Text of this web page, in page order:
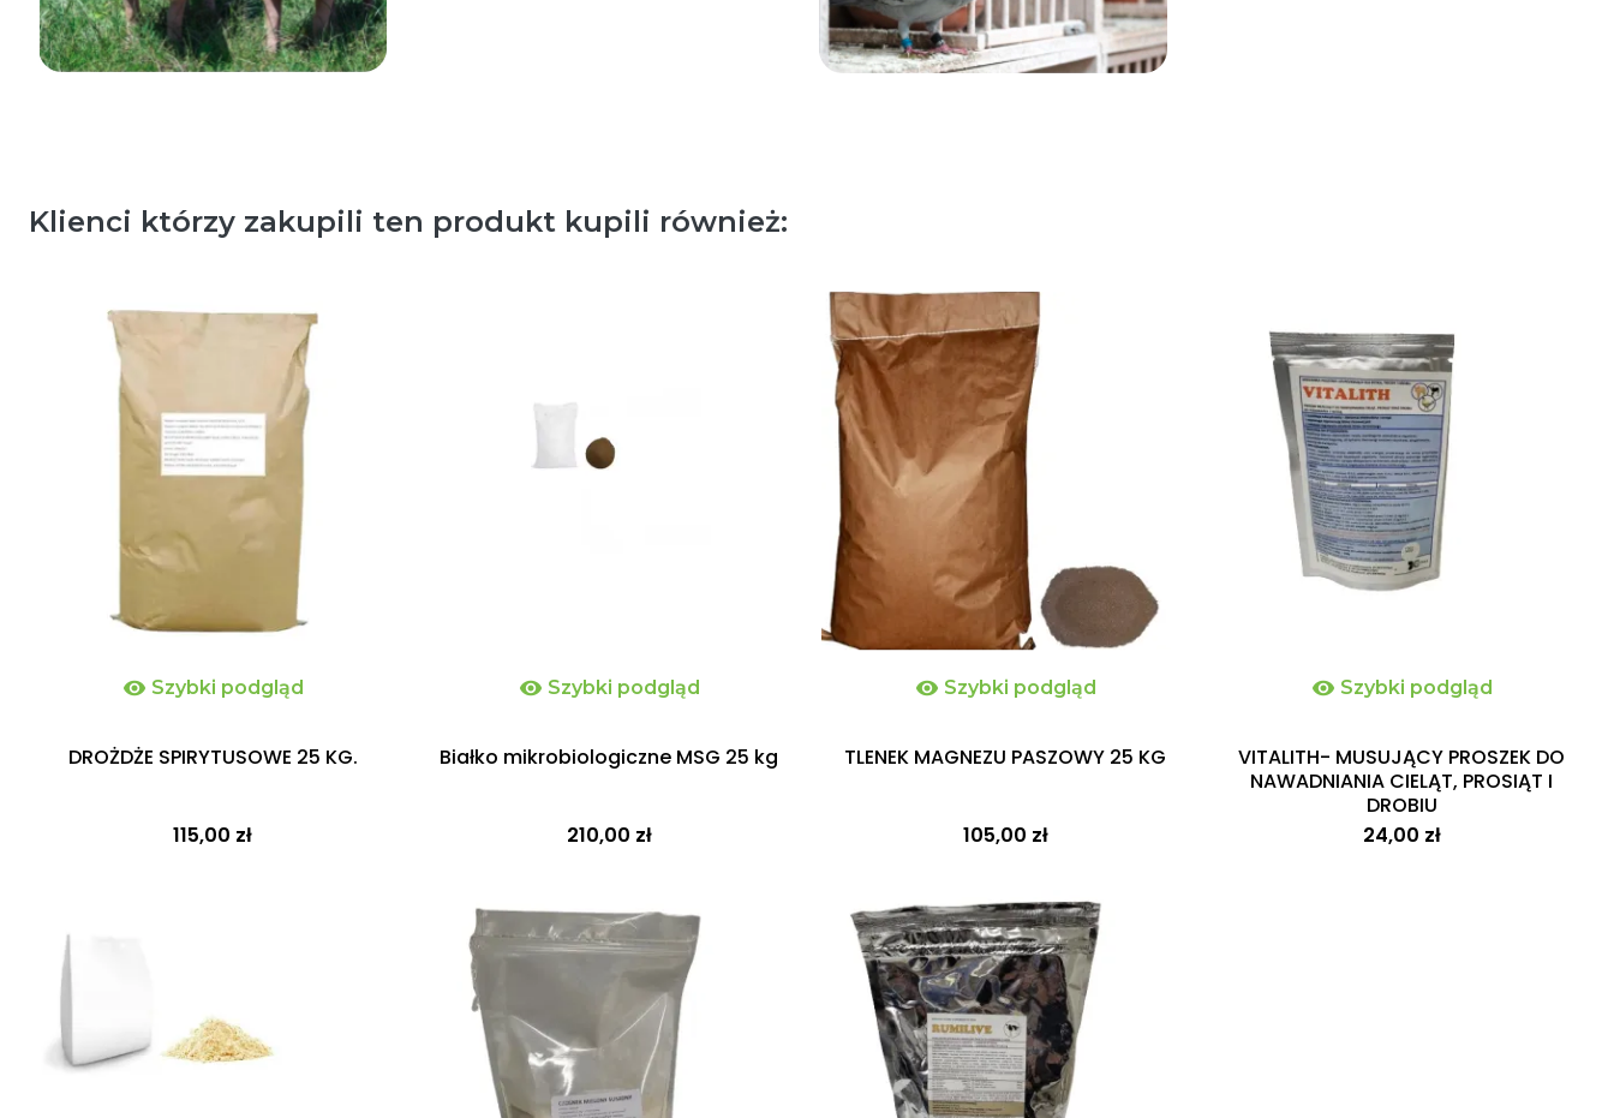
Klienci którzy zakupili ten produkt kupili również:
 Szybki podgląd
DROŻDŻE SPIRYTUSOWE 25 KG.
115,00 zł
 Szybki podgląd
Białko mikrobiologiczne MSG 25 kg
210,00 zł
 Szybki podgląd
TLENEK MAGNEZU PASZOWY 25 KG
105,00 zł
 Szybki podgląd
VITALITH- MUSUJĄCY PROSZEK DO
NAWADNIANIA CIELĄT, PROSIĄT I
DROBIU
24,00 zł